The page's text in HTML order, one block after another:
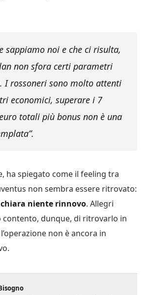
sappiamo noi e che ci risulta,
non sfora certi parametri
I rossoneri sono molto attenti
economici, superare i 7
totali più bonus non è una
ha spiegato come il feeling tra
non sembra essere ritrovato:
niente rinnovo. Allegri
contento, dunque, di ritrovarlo in
non è ancora in